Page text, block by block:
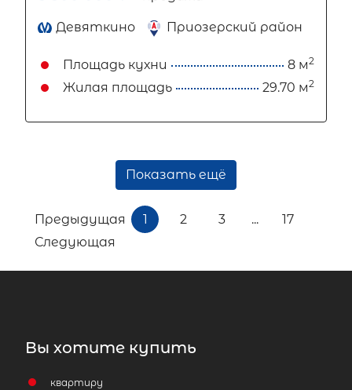
Девяткино Приозерский район
Площадь кухни 8 м2
Жилая площадь 29.70 м2
Показать ещё
Предыдущая 1 2 3 ...
17
Следующая
Вы хотите купить
квартиру